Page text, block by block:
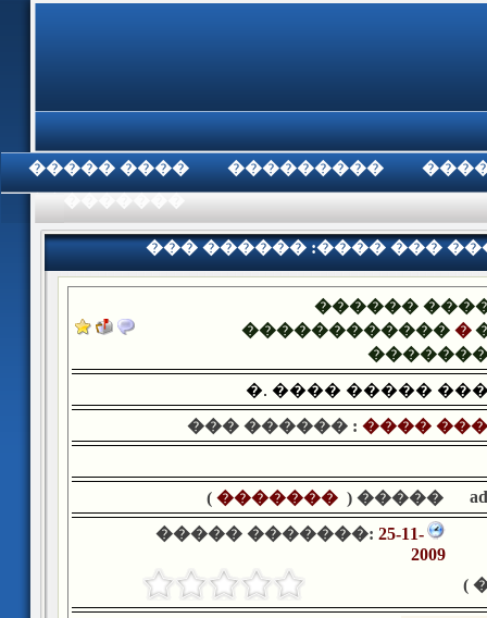
���� ����� ���������
��� ������ :���� ���
������
�������������
�. ���� �����
��� ������ : ����
����� (
�������
)
����� �������: 25-11-
2009